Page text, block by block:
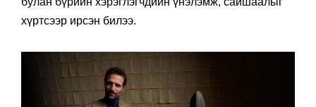
амьдралын хэв маягийг илэрхийлж, дэлхийн өнцөг
булан бүрийн хэрэглэгчдийн үнэлэмж, сайшаалыг